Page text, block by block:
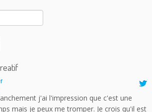
j'ai l'impression que c'est une
mais je peux me tromper. Je crois qu'il est